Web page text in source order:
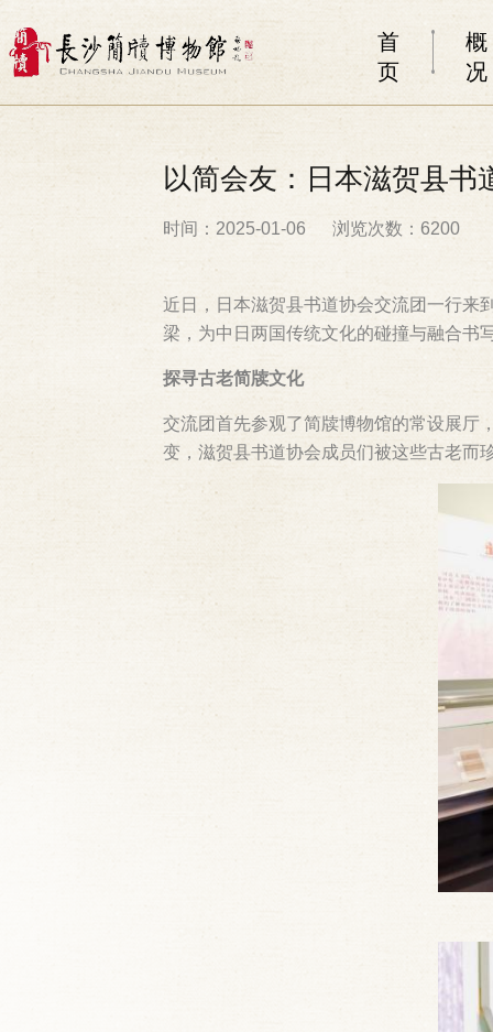
首
页
概
况
以简会友：日本滋贺县书
时间：2025-01-06 浏览次数：6200
近日，日本滋贺县书道协会交流团一行来
梁，为中日两国传统文化的碰撞与融合书
探寻古老简牍文化
交流团首先参观了简牍博物馆的常设展厅
变，滋贺县书道协会成员们被这些古老而